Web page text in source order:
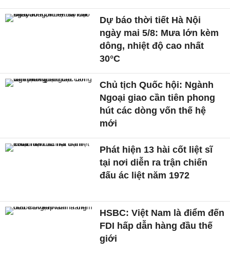
Dự báo thời tiết Hà Nội
ngày mai 5/8: Mưa lớn kèm
dông, nhiệt độ cao nhất
30°C
Chủ tịch Quốc hội: Ngành
Ngoại giao cần tiên phong
hút các dòng vốn thế hệ
mới
Phát hiện 13 hài cốt liệt sĩ
tại nơi diễn ra trận chiến
đấu ác liệt năm 1972
HSBC: Việt Nam là điểm đến
FDI hấp dẫn hàng đầu thế
giới